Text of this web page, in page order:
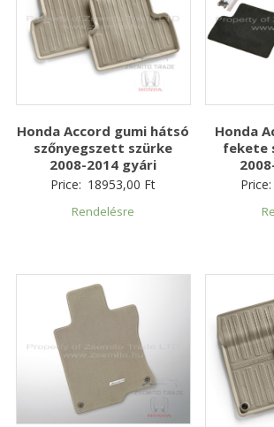
Honda Accord gumi hátsó
szőnyegszett szürke
2008-2014 gyári
Price: 18953,00 Ft
Rendelésre
Honda
fekete
Price: